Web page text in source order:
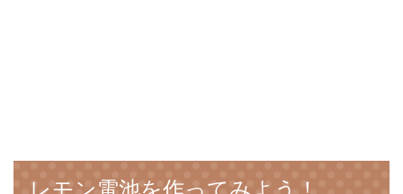
レモン電池を作ってみよう！